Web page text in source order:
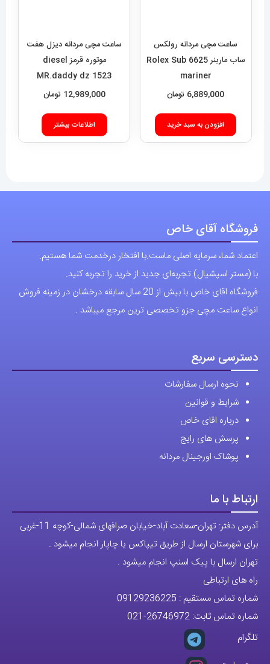
ساعت مچی مردانه رولکس
ساب مارینر 6625 Rolex Sub
mariner
6,889,000 تومان
افزودن به سبد خرید
12,989,000 تومان
اطلاعات بیشتر
فروشگاه آقای خاص
اعتماد شما، سرمایه اصلی ماست.با افتخار درخدمت شما هستیم.
با (مستر اسپشیال) تجربه‌ای جدید از خرید را تجربه کنید.
فروشگاه اقای خاص با بیش از 20 سال سابقه درخشان در زمینه فروش
انواع ساعت مچی جزو تخصصی ترین مرجع میباشد .
دسترسی سریع
نحوه ارسال سفارشات
شرایط و قوانین
درباره اقای خاص
پرسش های رایج
پوشاک اورجینال مردانه
ارتباط با ما
آدرس دفتر: تهران-سعادت آباد-خیابان صرافهای شمالی-کوچه 11-غربی
برای شهرستان ارسال از طریق تیپاکس یا چاپار انجام میشود .
تهران ارسال با پیک اسنپ انجام میشود .
راه های ارتباطی
شماره تماس مستقیم : 09129236225
شماره تماس ثابت: 26746972
-021
تلگرام